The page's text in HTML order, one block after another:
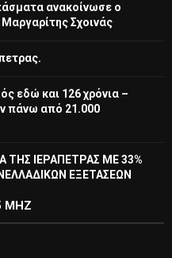
ανακοίνωσε ο
Σχοινάς
εδώ και 126 χρόνια –
πάνω από 21.000
ΤΗΣ ΙΕΡΑΠΕΤΡΑΣ ΜΕ 33%
ΕΞΕΤΑΣΕΩΝ
MHZ